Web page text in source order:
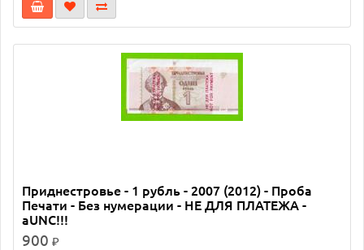
Приднестровье - 1 рубль - 2007 (2012) - Проба
Печати - Без нумерации - НЕ ДЛЯ ПЛАТЕЖА -
aUNC!!!
900 ₽